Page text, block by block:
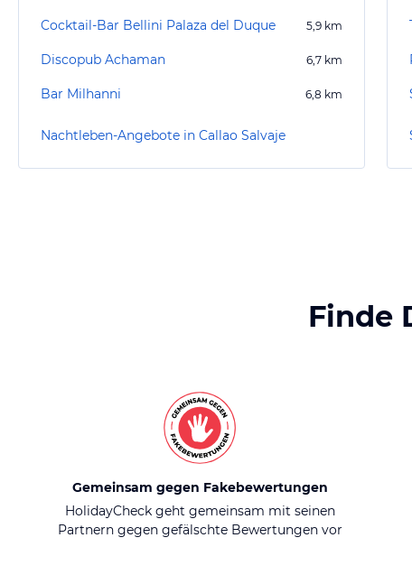
Cocktail-Bar Bellini Palaza del Duque 5,9 km
Discopub Achaman 6,7 km
Bar Milhanni 6,8 km
Nachtleben-Angebote in Callao Salvaje
Finde
Gemeinsam gegen Fakebewertungen
HolidayCheck geht gemeinsam mit seinen
Partnern gegen gefälschte Bewertungen vor